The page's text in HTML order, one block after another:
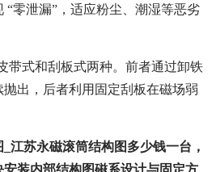
“零泄漏”，适应粉尘、潮湿等恶劣
带式和刮板式两种。前者通过卸铁
出，后者利用固定刮板在磁场弱
江苏永磁滚筒结构图多少钱一台，